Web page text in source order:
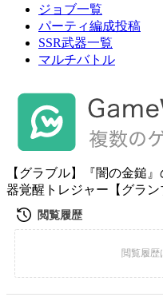
ジョブ一覧
パーティ編成投稿
SSR武器一覧
マルチバトル
【グラブル】『闇の金鎚
器覚醒トレジャー【グラン